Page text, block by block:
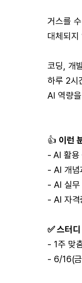
거스를
대체되지
코딩, 개
하루 2시
AI 역량
👍 이런
- AI 활용
- AI 개념
- AI 실무
- AI 자격
✅ 스터디
- 1주 맞
- 6/16(